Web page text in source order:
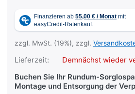
zzgl. MwSt. (19%), zzgl.
Lieferzeit:
Demnächst wieder
Buchen Sie Ihr Rundum-
Montage und Entsorgung der